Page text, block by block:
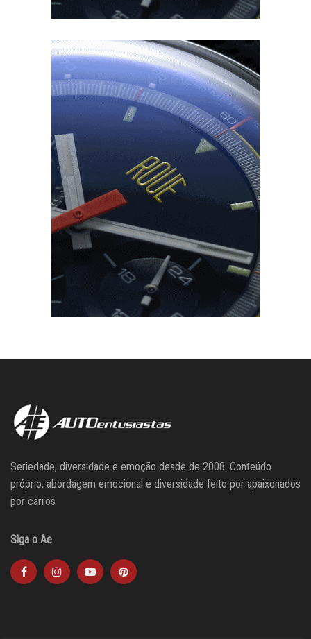
Seriedade, diversidade e emoção desde de 2008. Conteúdo
próprio, abordagem emocional e diversidade feito por apaixonados
por carros
Siga o Ae